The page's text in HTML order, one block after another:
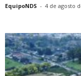
EquipoNDS - 4 de agosto